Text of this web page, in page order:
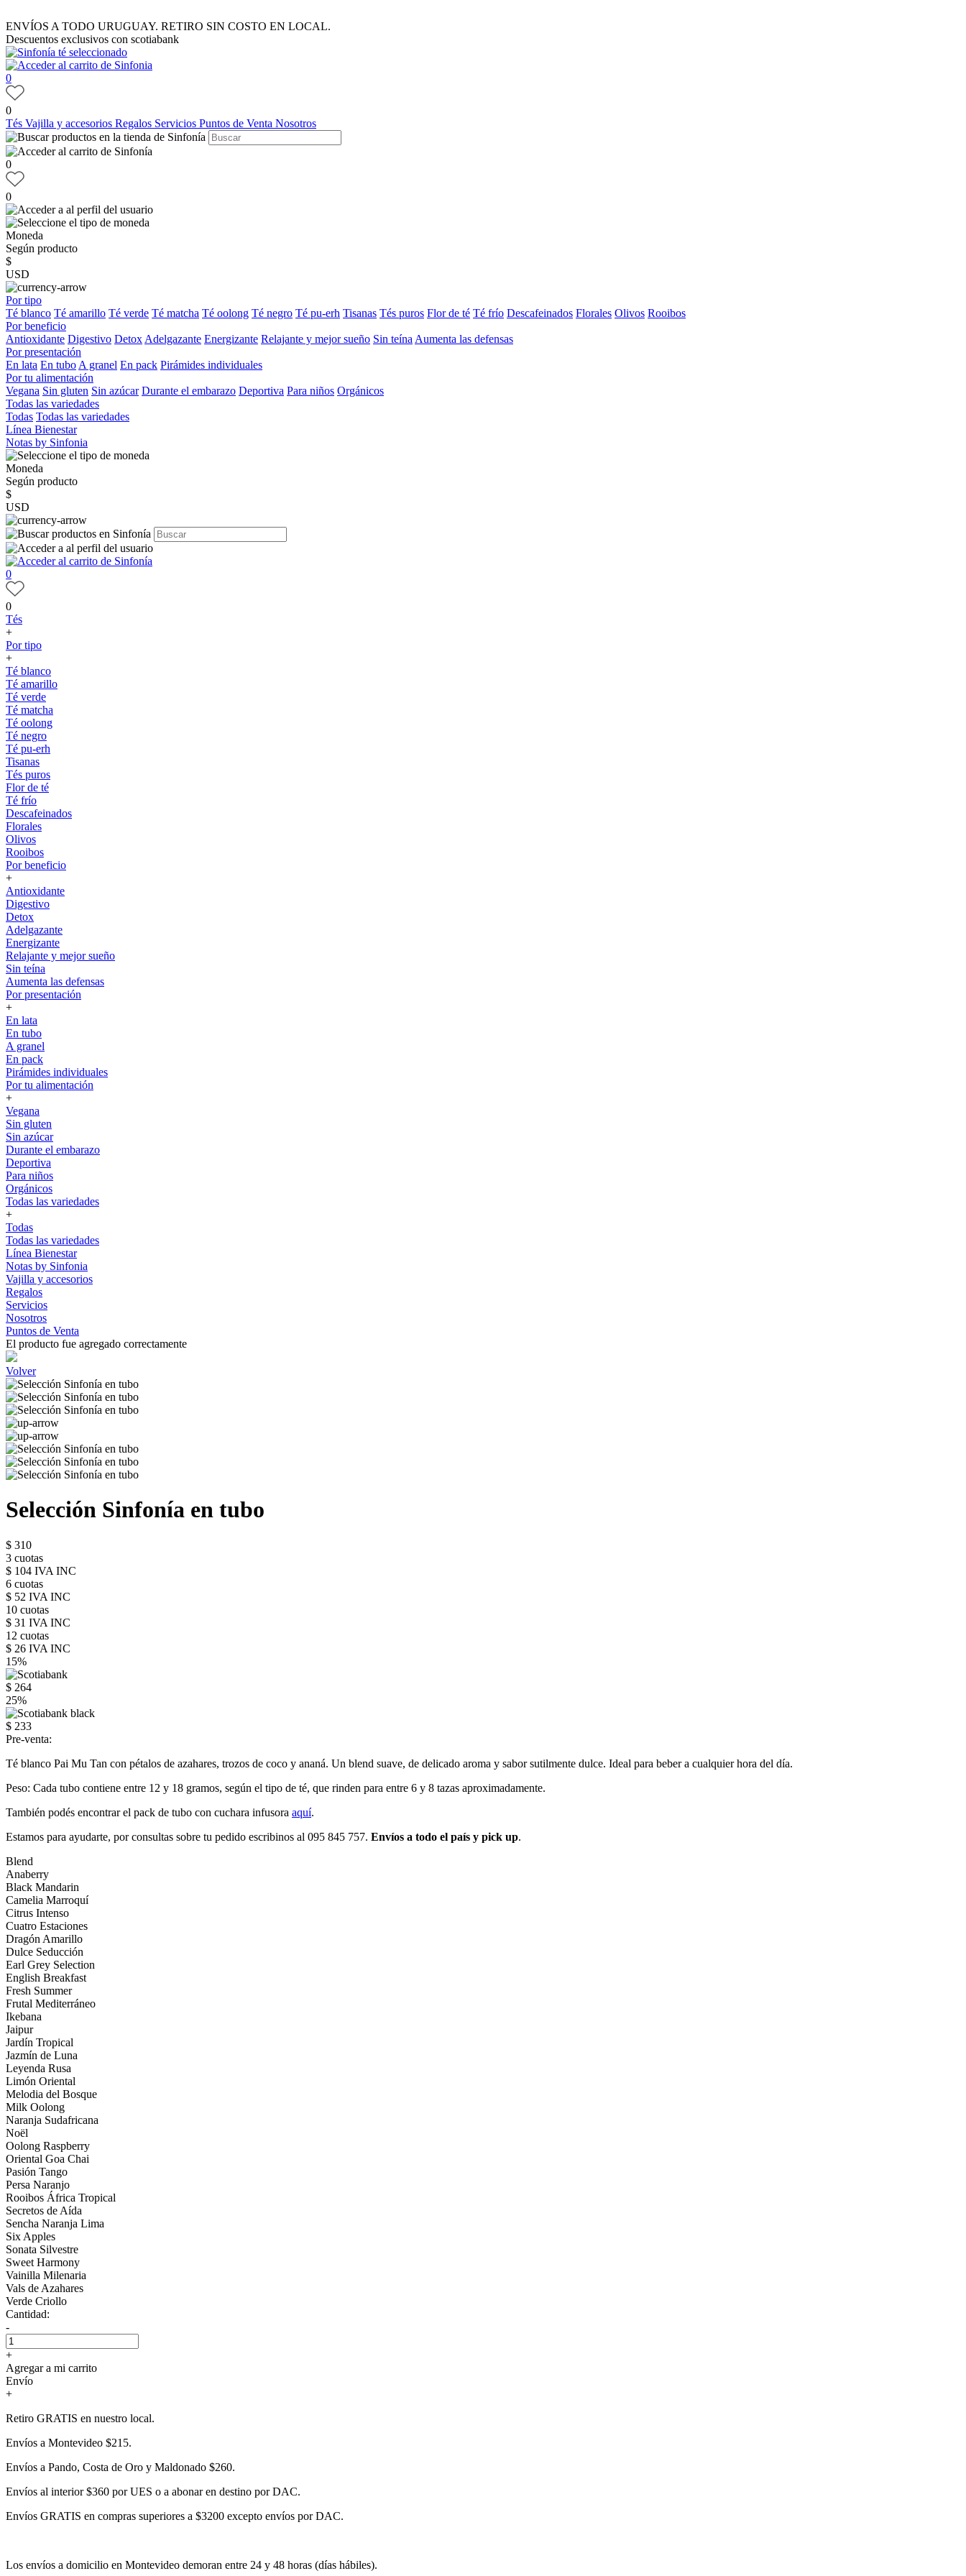
ENVÍOS A TODO URUGUAY. RETIRO SIN COSTO EN LOCAL.
Descuentos exclusivos con scotiabank
0
0
Tés Vajilla y accesorios Regalos Servicios Puntos de Venta Nosotros
0
0
Moneda
Según producto
$
USD
Por tipo
Té blanco Té amarillo Té verde Té matcha Té oolong Té negro Té pu-erh Tisanas Tés puros Flor de té Té frío Descafeinados Florales Olivos Rooibos
Por beneficio
Antioxidante Digestivo Detox Adelgazante Energizante Relajante y mejor sueño Sin teína Aumenta las defensas
Por presentación
En lata En tubo A granel En pack Pirámides individuales
Por tu alimentación
Vegana Sin gluten Sin azúcar Durante el embarazo Deportiva Para niños Orgánicos
Todas las variedades
Todas Todas las variedades
Línea Bienestar
Notas by Sinfonia
Moneda
Según producto
$
USD
0
0
Tés
+
Por tipo
+
Té blanco
Té amarillo
Té verde
Té matcha
Té oolong
Té negro
Té pu-erh
Tisanas
Tés puros
Flor de té
Té frío
Descafeinados
Florales
Olivos
Rooibos
Por beneficio
+
Antioxidante
Digestivo
Detox
Adelgazante
Energizante
Relajante y mejor sueño
Sin teína
Aumenta las defensas
Por presentación
+
En lata
En tubo
A granel
En pack
Pirámides individuales
Por tu alimentación
+
Vegana
Sin gluten
Sin azúcar
Durante el embarazo
Deportiva
Para niños
Orgánicos
Todas las variedades
+
Todas
Todas las variedades
Línea Bienestar
Notas by Sinfonia
Vajilla y accesorios
Regalos
Servicios
Nosotros
Puntos de Venta
El producto fue agregado correctamente
Volver
Selección Sinfonía en tubo
$ 310
3 cuotas
$ 104 IVA INC
6 cuotas
$ 52 IVA INC
10 cuotas
$ 31 IVA INC
12 cuotas
$ 26 IVA INC
15%
$ 264
25%
$ 233
Pre-venta:
Té blanco Pai Mu Tan con pétalos de azahares, trozos de coco y ananá. Un blend suave, de delicado aroma y sabor sutilmente dulce. Ideal para beber a cualquier hora del día.
Peso: Cada tubo contiene entre 12 y 18 gramos, según el tipo de té, que rinden para entre 6 y 8 tazas aproximadamente.
También podés encontrar el pack de tubo con cuchara infusora aquí.
Estamos para ayudarte, por consultas sobre tu pedido escribinos al 095 845 757. Envíos a todo el país y pick up.
Blend
Anaberry
Black Mandarin
Camelia Marroquí
Citrus Intenso
Cuatro Estaciones
Dragón Amarillo
Dulce Seducción
Earl Grey Selection
English Breakfast
Fresh Summer
Frutal Mediterráneo
Ikebana
Jaipur
Jardín Tropical
Jazmín de Luna
Leyenda Rusa
Limón Oriental
Melodia del Bosque
Milk Oolong
Naranja Sudafricana
Noël
Oolong Raspberry
Oriental Goa Chai
Pasión Tango
Persa Naranjo
Rooibos África Tropical
Secretos de Aída
Sencha Naranja Lima
Six Apples
Sonata Silvestre
Sweet Harmony
Vainilla Milenaria
Vals de Azahares
Verde Criollo
Cantidad:
-
+
Agregar a mi carrito
Envío
+
Retiro GRATIS en nuestro local.
Envíos a Montevideo $215.
Envíos a Pando, Costa de Oro y Maldonado $260.
Envíos al interior $360 por UES o a abonar en destino por DAC.
Envíos GRATIS en compras superiores a $3200 excepto envíos por DAC.
Los envíos a domicilio en Montevideo demoran entre 24 y 48 horas (días hábiles).